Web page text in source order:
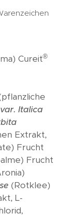
Cureit®
Italica
Extrakt,
Frucht
Frucht
(Rotklee)
L-